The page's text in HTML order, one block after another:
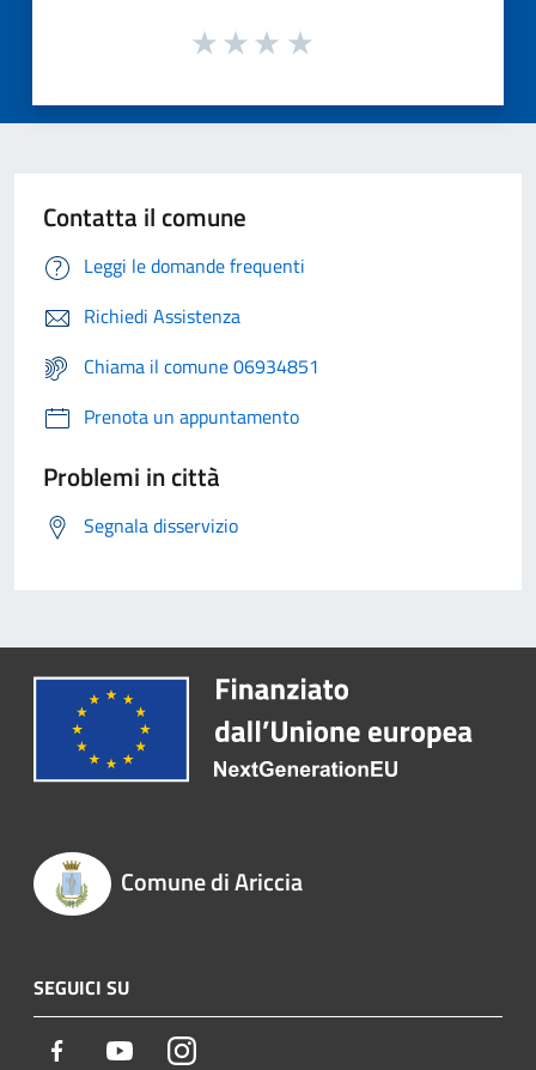
Contatta il comune
Leggi le domande frequenti
Richiedi Assistenza
Chiama il comune 06934851
Prenota un appuntamento
Problemi in città
Segnala disservizio
Comune di Ariccia
SEGUICI SU
Facebook YoutubeInstagram